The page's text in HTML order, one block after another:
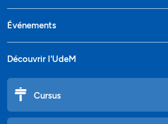
Événements
Découvrir l'UdeM
Cursus